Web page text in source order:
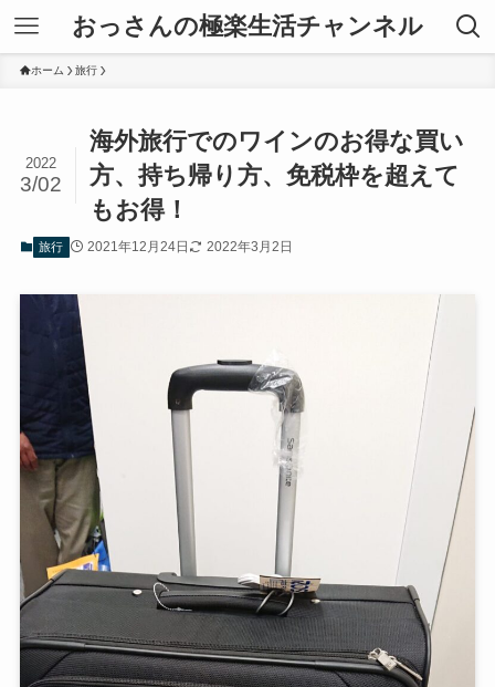
おっさんの極楽生活チャンネル
ホーム 旅行
海外旅行でのワインのお得な買い
方、持ち帰り方、免税枠を超えて
もお得！
2022
3/02
旅行 2021年12月24日 2022年3月2日